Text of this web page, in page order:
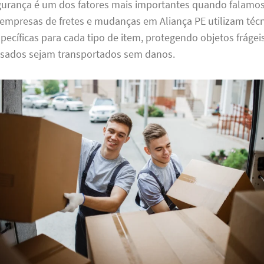
é um dos fatores mais importantes quando
de fretes e mudanças em Aliança PE utilizam
para cada tipo de item, protegendo objetos
sejam transportados sem danos.